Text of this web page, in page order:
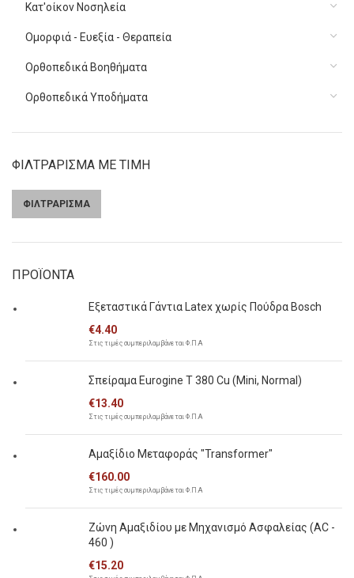
Κατ'οίκον Νοσηλεία
Ομορφιά - Ευεξία - Θεραπεία
Ορθοπεδικά Βοηθήματα
Ορθοπεδικά Υποδήματα
ΦΙΛΤΡΑΡΙΣΜΑ ΜΕ ΤΙΜΗ
Ελάχιστη
Μέγιστη
ΦΙΛΤΡΑΡΙΣΜΑ
ΠΡΟΪΟΝΤΑ
Εξεταστικά Γάντια Latex χωρίς Πούδρα Bosch
€4.40
Στις τιμές συμπεριλαμβάνεται Φ.Π.Α
Σπείραμα Eurogine Τ 380 Cu (Mini, Normal)
€13.40
Στις τιμές συμπεριλαμβάνεται Φ.Π.Α
Αμαξίδιο Μεταφοράς "Transformer"
€160.00
Στις τιμές συμπεριλαμβάνεται Φ.Π.Α
Ζώνη Αμαξιδίου με Μηχανισμό Ασφαλείας (AC -
460 )
€15.20